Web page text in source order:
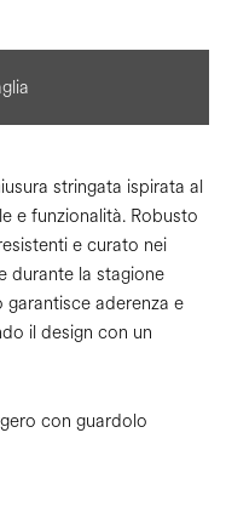
stringata ispirata al
e funzionalità. Robusto
e curato nei
durante la stagione
aderenza e
il design con un
con guardolo